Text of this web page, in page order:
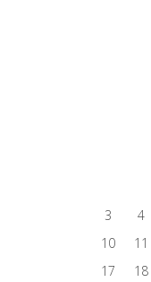
3
4
10
11
17
18